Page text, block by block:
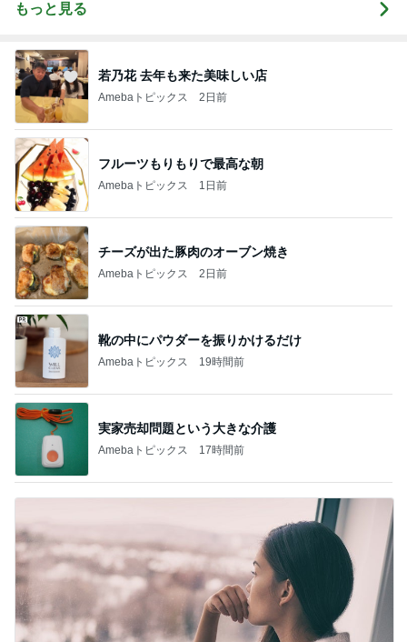
もっと見る
若乃花 去年も来た美味しい店
Amebaトピックス 2日前
フルーツもりもりで最高な朝
Amebaトピックス 1日前
チーズが出た豚肉のオーブン焼き
Amebaトピックス 2日前
靴の中にパウダーを振りかけるだけ
Amebaトピックス 19時間前
実家売却問題という大きな介護
Amebaトピックス 17時間前